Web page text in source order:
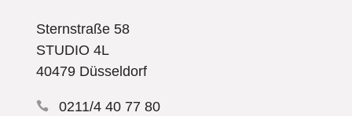
Sternstraße 58
STUDIO 4L
40479 Düsseldorf
 0211/4 40 77 80